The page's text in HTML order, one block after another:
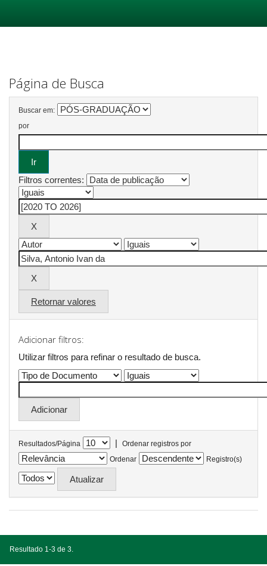
Página de Busca
Buscar em:
por
Filtros correntes:
Retornar valores
Adicionar filtros:
Utilizar filtros para refinar o resultado de busca.
Resultados/Página |
Ordenar registros por
Ordenar
Registro(s)
Resultado 1-3 de 3.